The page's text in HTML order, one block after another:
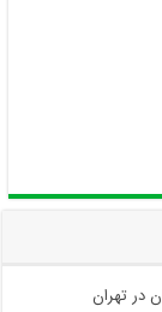
در تهران